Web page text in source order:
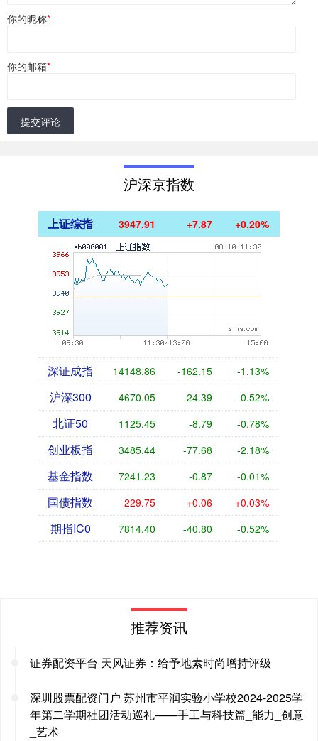
你的昵称*
你的邮箱*
提交评论
沪深京指数
上证综指 3947.91 +7.87 +0.20%
深证成指 14148.86 -162.15 -1.13%
沪深300 4670.05 -24.39 -0.52%
北证50 1125.45 -8.79 -0.78%
创业板指 3485.44 -77.68 -2.18%
基金指数 7241.23 -0.87 -0.01%
国债指数 229.75 +0.06 +0.03%
期指IC0 7814.40 -40.80 -0.52%
推荐资讯
证券配资平台 天风证券：给予地素时尚增持评级
深圳股票配资门户 苏州市平润实验小学校2024-2025学
年第二学期社团活动巡礼——手工与科技篇_能力_创意
_艺术